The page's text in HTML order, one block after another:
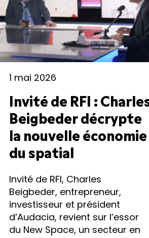
1 mai 2026
Invité de RFI :
Beigbeder décrypte
la nouvelle économie
du spatial
Invité de RFI, Charles
Beigbeder, entrepreneur,
investisseur et président
d’Audacia, revient sur l’essor
du New Space, un secteur en